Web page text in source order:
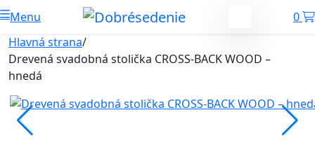
Menu
0
Hlavná strana/
Drevená svadobná stolička CROSS-BACK WOOD –
hnedá